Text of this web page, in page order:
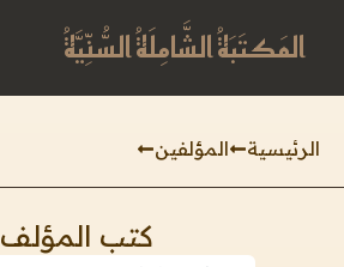
المَكتَبَةُ الشَّامِلَةُ السُّنِّيَّةُ
الرئيسية المؤلفين
كتب المؤلف